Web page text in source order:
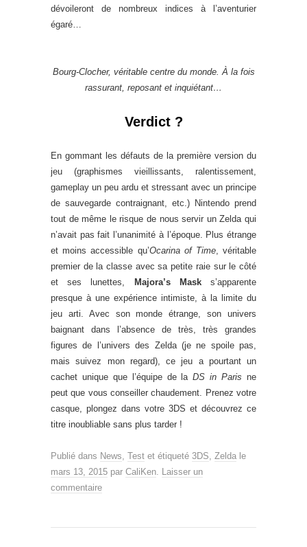
dévoileront de nombreux indices à l’aventurier
égaré…
Bourg-Clocher, véritable centre du monde. À la fois
rassurant, reposant et inquiétant…
Verdict ?
En gommant les défauts de la première version du
jeu (graphismes vieillissants, ralentissement,
gameplay un peu ardu et stressant avec un principe
de sauvegarde contraignant, etc.) Nintendo prend
tout de même le risque de nous servir un Zelda qui
n’avait pas fait l’unanimité à l’époque. Plus étrange
et moins accessible qu’Ocarina of Time, véritable
premier de la classe avec sa petite raie sur le côté
et ses lunettes,
Majora’s Masks’apparente
presque à une expérience intimiste, à la limite du
jeu arti. Avec son monde étrange, son univers
baignant dans l’absence de très, très grandes
figures de l’univers des Zelda (je ne spoile pas,
mais suivez mon regard), ce jeu a pourtant un
cachet unique que l’équipe de laDS in Paris ne
peut que vous conseiller chaudement. Prenez votre
casque, plongez dans votre 3DS et découvrez ce
titre inoubliable sans plus tarder !
Publié dans News Test et étiqueté 3DS Zelda le
mars 13, 2015 par CaliKen
Laisser un
commentaire